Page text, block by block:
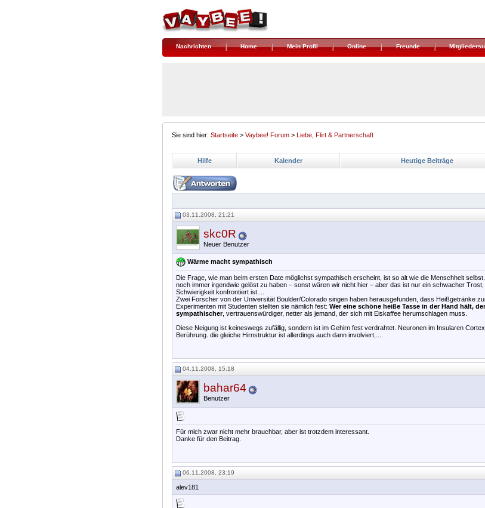
Nachrichten Home Mein Profil Online Freunde
Sie sind hier: Startseite > Vaybee! Forum > Liebe, Flirt & Partnerschaft
Hilfe Kalender Heutige Beiträge
03.11.2008, 21:21
skc0R
Neuer Benutzer
Wärme macht sympathisch
Die Frage, wie man beim ersten Date möglichst sympathisch erscheint, ist so alt wie die Menschheit
noch immer irgendwie gelöst zu haben – sonst wären wir nicht hier – aber das ist nur ein schwacher
Schwierigkeit konfrontiert ist....
Zwei Forscher von der Universität Boulder/Colorado singen haben herausgefunden, dass Heißgetränke
Experimenten mit Studenten stellten sie nämlich fest: Wer eine schöne heiße Tasse in der Hand hält,
sympathischer, vertrauenswürdiger, netter als jemand, der sich mit Eiskaffee herumschlagen muss.
Diese Neigung ist keineswegs zufällig, sondern ist im Gehirn fest verdrahtet. Neuronen im Insularen
Berührung. die gleiche Hirnstruktur ist allerdings auch dann involviert,....
04.11.2008, 15:18
bahar64
Benutzer
Für mich zwar nicht mehr brauchbar, aber ist trotzdem interessant.
Danke für den Beitrag.
06.11.2008, 23:19
alev181